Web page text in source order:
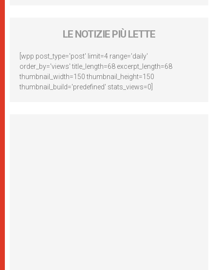
LE NOTIZIE PIÙ LETTE
[wpp post_type='post' limit=4 range='daily'
order_by='views' title_length=68 excerpt_length=68
thumbnail_width=150 thumbnail_height=150
thumbnail_build='predefined' stats_views=0]